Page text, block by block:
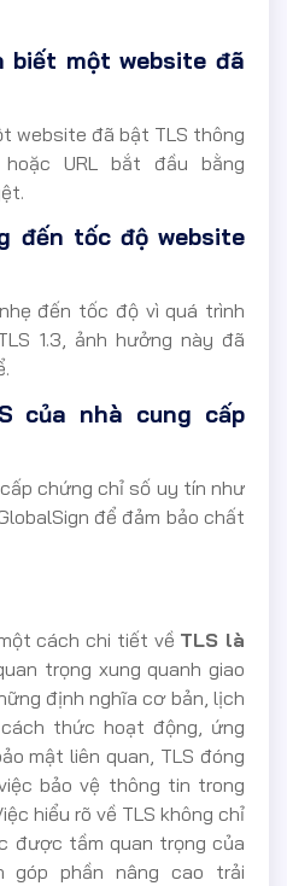
biết một website đã
website đã bật TLS thông
URL bắt đầu bằng
đến tốc độ website
đến tốc độ vì quá trình
1.3, ảnh hưởng này đã
của nhà cung cấp
chứng chỉ số uy tín như
để đảm bảo chất
cách chi tiết về TLS là
trọng xung quanh giao
định nghĩa cơ bản, lịch
thức hoạt động, ứng
mật liên quan, TLS đóng
bảo vệ thông tin trong
hiểu rõ về TLS không chỉ
được tầm quan trọng của
góp phần nâng cao trải